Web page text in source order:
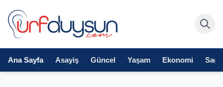
Ana Sayfa Asayiş Güncel Yaşam Ekonomi